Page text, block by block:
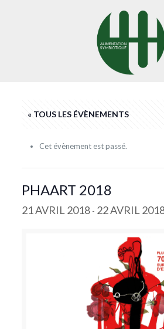
« TOUS LES ÉVÈNEMENTS
Cet évènement est passé.
PHAART 2018
21 AVRIL 2018- 22 AVRIL